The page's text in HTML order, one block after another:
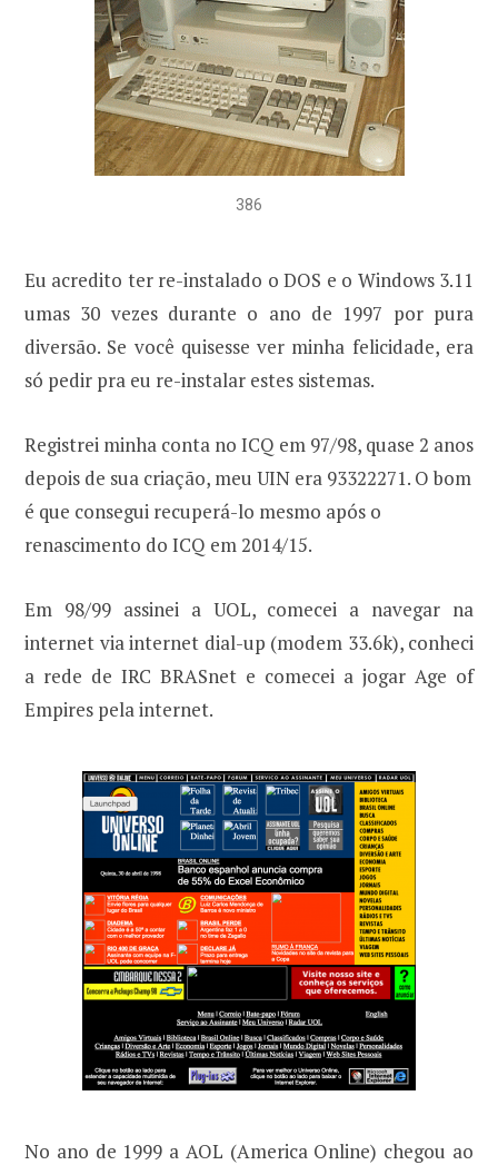
386
Eu acredito ter re-instalado o DOS e o Windows 3.11
umas 30 vezes durante o ano de 1997 por pura
diversão. Se você quisesse ver minha felicidade, era
só pedir pra eu re-instalar estes sistemas.
Registrei minha conta no ICQ em 97/98, quase 2 anos
depois de sua criação, meu UIN era 93322271. O bom
é que consegui recuperá-lo mesmo após o
renascimento do ICQ em 2014/15.
Em 98/99 assinei a UOL, comecei a navegar na
internet via internet dial-up (modem 33.6k), conheci
a rede de IRC BRASnet e comecei a jogar Age of
Empires pela internet.
No ano de 1999 a AOL (America Online) chegou ao